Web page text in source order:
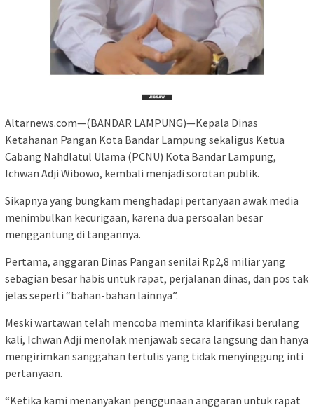
Altarnews.com—(BANDAR LAMPUNG)—Kepala Dinas
Ketahanan Pangan Kota Bandar Lampung sekaligus Ketua
Cabang Nahdlatul Ulama (PCNU) Kota Bandar Lampung,
Ichwan Adji Wibowo, kembali menjadi sorotan publik.
Sikapnya yang bungkam menghadapi pertanyaan awak media
menimbulkan kecurigaan, karena dua persoalan besar
menggantung di tangannya.
Pertama, anggaran Dinas Pangan senilai Rp2,8 miliar yang
sebagian besar habis untuk rapat, perjalanan dinas, dan pos tak
jelas seperti “bahan-bahan lainnya”.
Meski wartawan telah mencoba meminta klarifikasi berulang
kali, Ichwan Adji menolak menjawab secara langsung dan hanya
mengirimkan sanggahan tertulis yang tidak menyinggung inti
pertanyaan.
“Ketika kami menanyakan penggunaan anggaran untuk rapat